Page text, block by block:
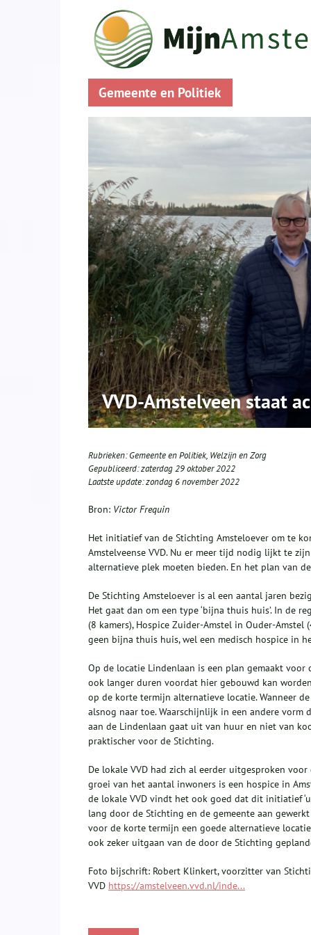
Gemeente en Politiek
VVD-Amstelveen staat
Rubrieken:Gemeente en Politiek, Welzijn en Zorg
Gepubliceerd:zaterdag 29 oktober 2022
Laatste update:zondag 6 november 2022
Bron: Victor Frequin
Het initiatief van de Stichting Amsteloever om te
Amstelveense VVD. Nu er meer tijd nodig lijkt te
alternatieve plek moeten bieden. En het plan van
De Stichting Amsteloever is al een aantal jaren
Het gaat dan om een type ‘bijna thuis huis’. In de
(8 kamers), Hospice Zuider-Amstel in Ouder-
geen bijna thuis huis, wel een medisch hospice in
Op de locatie Lindenlaan is een plan gemaakt
ook langer duren voordat hier gebouwd kan
op de korte termijn alternatieve locatie. Wanneer
alsnog naar toe. Waarschijnlijk in een andere
aan de Lindenlaan gaat uit van huur en niet van
praktischer voor de Stichting.
De lokale VVD had zich al eerder uitgesproken
groei van het aantal inwoners is een hospice in
de lokale VVD vindt het ook goed dat dit initiatief
lang door de Stichting en de gemeente aan
voor de korte termijn een goede alternatieve
ook zeker uitgaan van de door de Stichting
Foto bijschrift: Robert Klinkert, voorzitter van
VVD https://amstelveen.vvd.nl/inde...